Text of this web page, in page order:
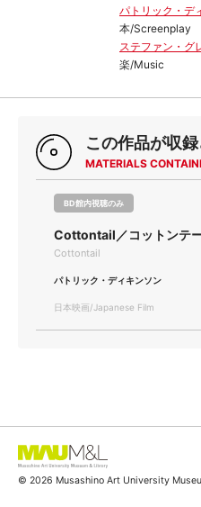
パトリック・デ
本/Screenplay
ステファン・グ
楽/Music
この作品が収
MATERIALS
BD館内視聴のみ
Cottontail／コットンテ
Cottontail
パトリック・ディキンソン
日本映画/Japanese Film
© 2026 Musashino Art University